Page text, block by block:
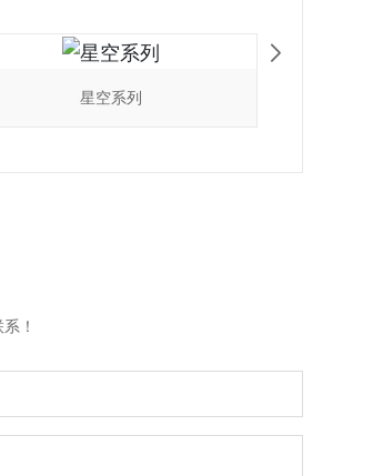
星空系列
！